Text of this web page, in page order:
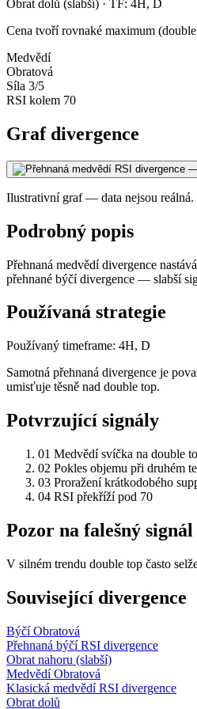
Obrat dolů (slabší) · TF: 4H, D
Cena tvoří rovnaké maximum
Medvědí
Obratová
Síla 3/5
RSI kolem 70
Graf divergence
Ilustrativní graf — data nejsou
Podrobný popis
Přehnaná medvědí divergence
přehnané býčí divergence — slabší
Používaná strategie
Používaný timeframe: 4H, D
Samotná přehnaná divergence je
umisťuje těsně nad double top.
Potvrzující signály
01 Medvědí svíčka na double
02 Pokles objemu při druhém
03 Proražení krátkodobého
04 RSI překříží pod 70
Pozor na falešný signál
V silném trendu double top často
Související divergence
BýčíObratová
Přehnaná býčí RSI divergence
Obrat nahoru (slabší)
MedvědíObratová
Klasická medvědí RSI divergence
Obrat dolů